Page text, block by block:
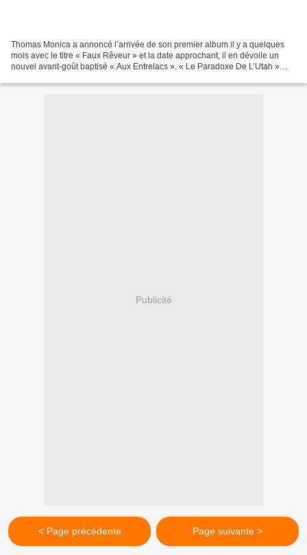
Thomas Monica a annoncé l’arrivée de son premier album il y a quelques
mois avec le titre « Faux Rêveur » et la date approchant, il en dévoile un
nouvel avant-goût baptisé « Aux Entrelacs ». « Le Paradoxe De L’Utah »
Publicité
< Page précédente Page suivante >